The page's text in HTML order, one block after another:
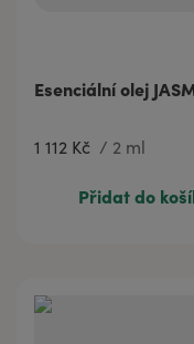
Esenciální olej
1 112 Kč / 2 ml
1 112 Kč
2 ml
Přidat do